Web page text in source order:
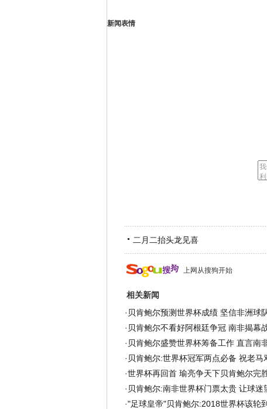
新闻表情
二月二抬头龙见喜
上网从搜狗开始
相关新闻
· 贝肯鲍尔预测世界杯成绩 坚信非洲球
· 贝肯鲍尔不看好阿根廷争冠 南非揭幕
· 贝肯鲍尔盛赞世界杯筹备工作 直言南
· 贝肯鲍尔:世界杯冠军两点必备 祝老马
·世界杯再回首 瑜亮争天下贝肯鲍尔完
· 贝肯鲍尔:南非世界杯门票太贵 让球迷
·"足球皇帝"贝肯鲍尔:2018世界杯该轮